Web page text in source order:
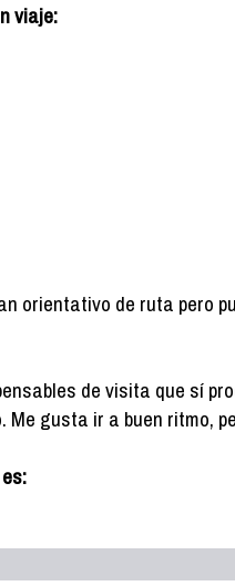
viaje:
orientativo de ruta pero
de visita que sí
Me gusta ir a buen ritmo,